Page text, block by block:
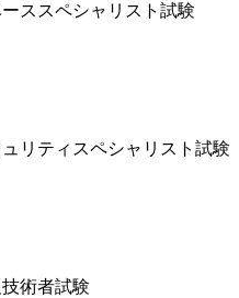
ススペシャリスト試験
リティスペシャリスト試験
術者試験